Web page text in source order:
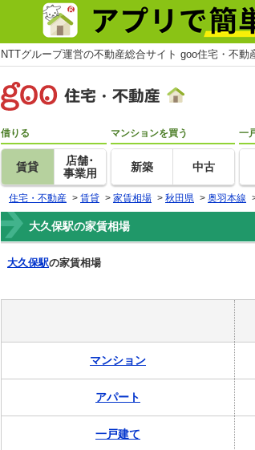
NTTグループ運営の不動産総合サイト goo住宅・不動
借りる
賃貸
店舗･
事業用
マンションを買う
新築 中古
一
住宅・不動産 > 賃貸 > 家賃相場 > 秋田県 > 奥羽本線
大久保駅の家賃相場
大久保駅の家賃相場
マンション
アパート
一戸建て